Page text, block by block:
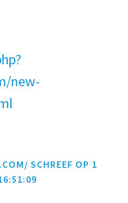
new-
SCHREEF OP 1